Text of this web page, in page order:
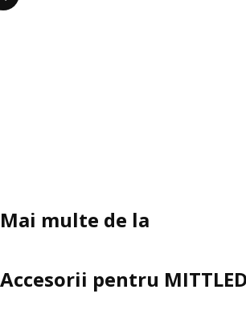
Mai multe de la
Accesorii pentru MITTLED